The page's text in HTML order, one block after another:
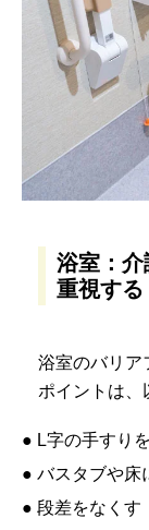
浴室：
重視する
浴室のバリア
ポイントは、
● L字の手すり
● バスタブや床
● 段差をなくす